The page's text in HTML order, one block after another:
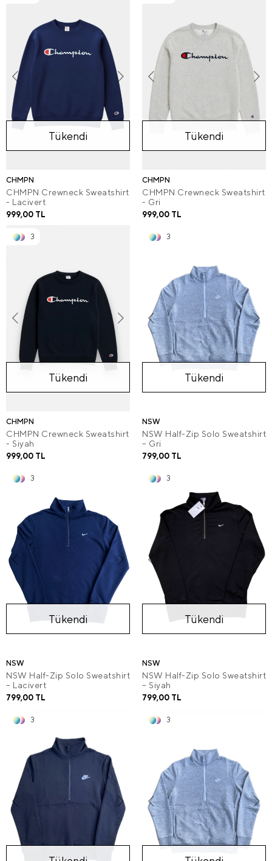
Tükendi
CHMPN
CHMPN Crewneck Sweatshirt
- Lacivert
999,00 TL
Tükendi
CHMPN
CHMPN Crewneck Sweatshirt
- Gri
999,00 TL
3
Tükendi
CHMPN
CHMPN Crewneck Sweatshirt
- Siyah
999,00 TL
3
Tükendi
NSW
NSW Half-Zip Solo Sweatshirt
– Gri
799,00 TL
3
Tükendi
NSW
NSW Half-Zip Solo Sweatshirt
– Lacivert
799,00 TL
3
Tükendi
NSW
NSW Half-Zip Solo Sweatshirt
– Siyah
799,00 TL
3 3